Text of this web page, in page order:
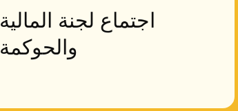
اجتماع لجنة المالية
والحوكمة